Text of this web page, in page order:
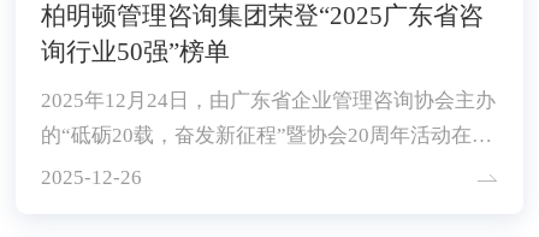
柏明顿管理咨询集团荣登“2025广东省咨
询行业50强”榜单
2025年12月24日，由广东省企业管理咨询协会主办
的“砥砺20载，奋发新征程”暨协会20周年活动在广
州珠江宾馆隆重举行。
2025-12-26